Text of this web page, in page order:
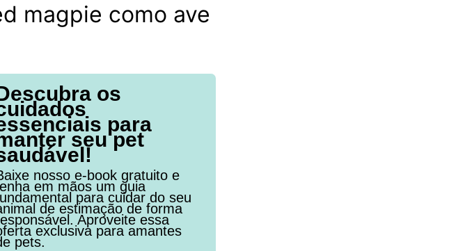
magpie como ave
os
para
seu pet
nosso e-book gratuito e
em mãos um guia
para cuidar do seu
de estimação de forma
Aproveite essa
exclusiva para amantes
pets.